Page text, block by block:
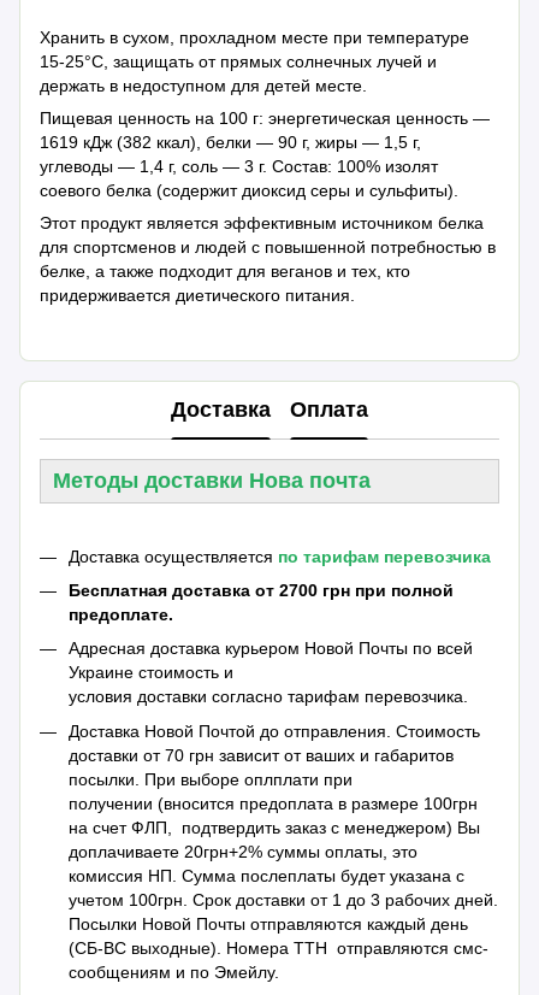
Хранить в сухом, прохладном месте при температуре
15-25°C, защищать от прямых солнечных лучей и
держать в недоступном для детей месте.
Пищевая ценность на 100 г: энергетическая ценность —
1619 кДж (382 ккал), белки — 90 г, жиры — 1,5 г,
углеводы — 1,4 г, соль — 3 г. Состав: 100% изолят
соевого белка (содержит диоксид серы и сульфиты).
Этот продукт является эффективным источником белка
для спортсменов и людей с повышенной потребностью в
белке, а также подходит для веганов и тех, кто
придерживается диетического питания.
Доставка Оплата
Методы доставки Нова почта
Доставка осуществляется по тарифам перевозчика
Бесплатная доставка от 2700 грн при полной
предоплате.
Адресная доставка курьером Новой Почты по всей
Украине стоимость и
условия доставки согласно тарифам перевозчика.
Доставка Новой Почтой до отправления. Стоимость
доставки от 70 грн зависит от ваших и габаритов
посылки. При выборе оплплати при
получении (вносится предоплата в размере 100грн
на счет ФЛП, подтвердить заказ с менеджером) Вы
доплачиваете 20грн+2% суммы оплаты, это
комиссия НП. Сумма послеплаты будет указана с
учетом 100грн. Срок доставки от 1 до 3 рабочих дней.
Посылки Новой Почты отправляются каждый день
(СБ-ВС выходные). Номера ТТН отправляются смс-
сообщениям и по Эмейлу.